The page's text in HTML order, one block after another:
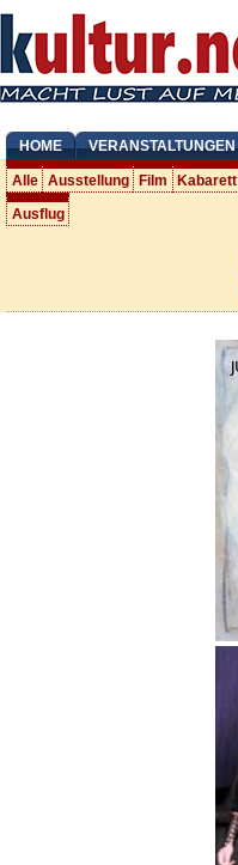
HOME VERANSTALTUNGEN
Alle Ausstellung Film Kabarett
Ausflug